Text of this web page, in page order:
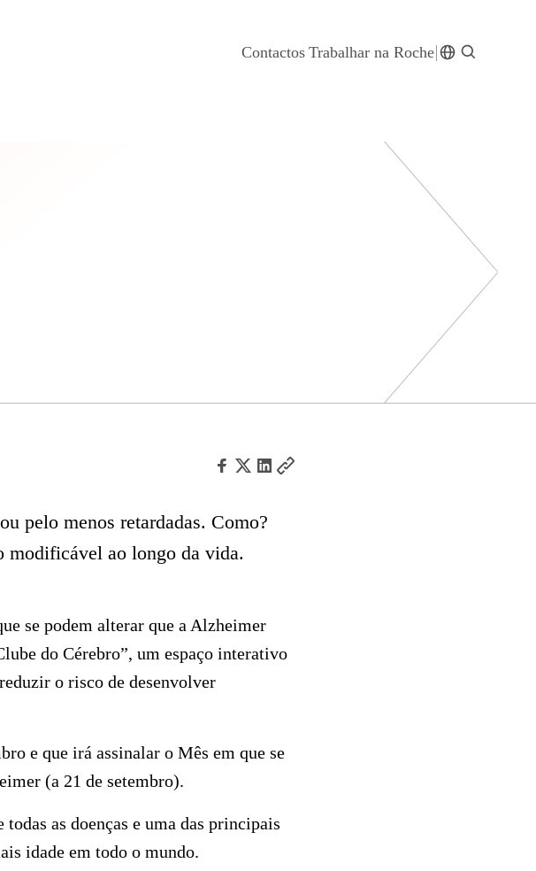
Contactos Trabalhar na Roche
pelo menos retardadas. Como?
modificável ao longo da vida.
se podem alterar que a Alzheimer
do Cérebro”, um espaço interativo
o risco de desenvolver
e que irá assinalar o Mês em que se
(a 21 de setembro).
todas as doenças e uma das principais
idade em todo o mundo.